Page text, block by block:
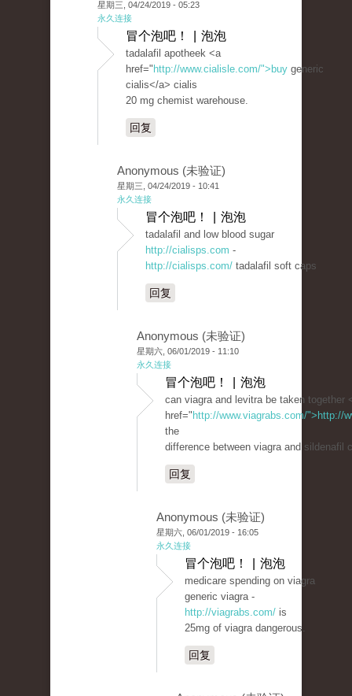
星期三, 04/24/2019 - 05:23
永久连接
冒个泡吧！ | 泡泡
tadalafil apotheek <a
href=" http://www.cialisle.com/">buy generic
cialis</a> cialis
20 mg chemist warehouse.
回复
Anonymous (未验证)
星期三, 04/24/2019 - 10:41
永久连接
冒个泡吧！ | 泡泡
tadalafil and low blood sugar
http://cialisps.com -
http://cialisps.com/ tadalafil soft caps
回复
Anonymous (未验证)
星期六, 06/01/2019 - 11:10
永久连接
冒个泡吧！ | 泡泡
can viagra and levitra be taken together
href=" http://www.viagrabs.com/">http://
the
difference between viagra and sildenafil
回复
Anonymous (未验证)
星期六, 06/01/2019 - 16:05
永久连接
冒个泡吧！ | 泡泡
medicare spending on viagra
generic viagra -
http://viagrabs.com/ is
25mg of viagra dangerous.
回复